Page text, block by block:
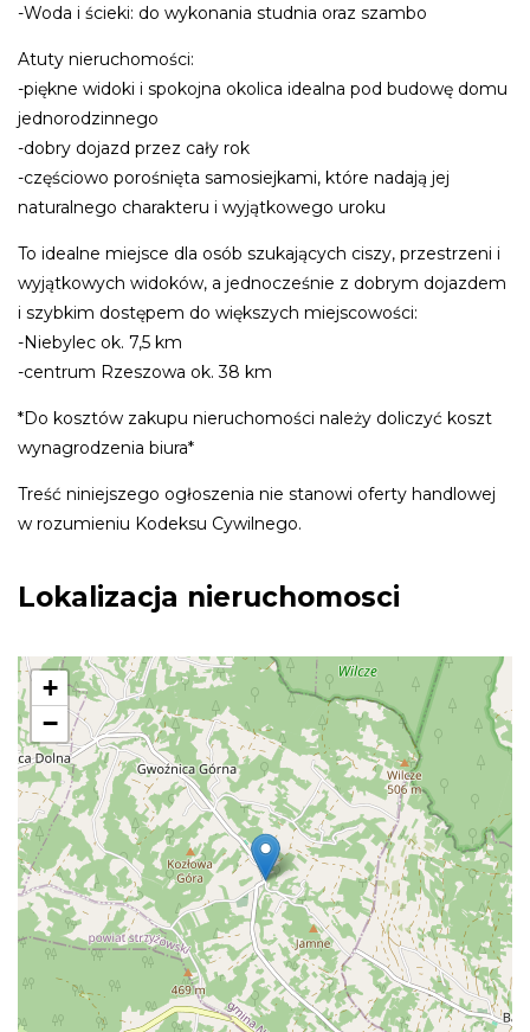
-Woda i ścieki: do wykonania studnia oraz szambo
Atuty nieruchomości:
-piękne widoki i spokojna okolica idealna pod budowę domu
jednorodzinnego
-dobry dojazd przez cały rok
-częściowo porośnięta samosiejkami, które nadają jej
naturalnego charakteru i wyjątkowego uroku
To idealne miejsce dla osób szukających ciszy, przestrzeni i
wyjątkowych widoków, a jednocześnie z dobrym dojazdem
i szybkim dostępem do większych miejscowości:
-Niebylec ok. 7,5 km
-centrum Rzeszowa ok. 38 km
*Do kosztów zakupu nieruchomości należy doliczyć koszt
wynagrodzenia biura*
Treść niniejszego ogłoszenia nie stanowi oferty handlowej
w rozumieniu Kodeksu Cywilnego.
Lokalizacja nieruchomosci
+
−